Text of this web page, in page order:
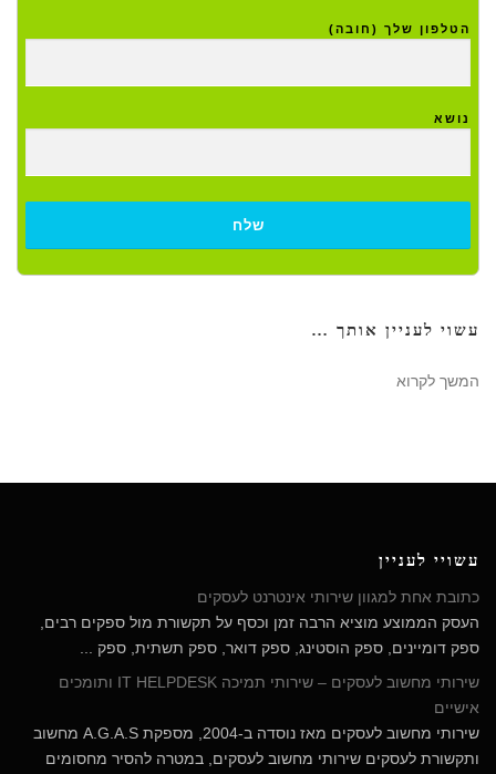
הטלפון שלך (חובה)
נושא
עשוי לעניין אותך …
המשך לקרוא
עשויי לעניין
כתובת אחת למגוון שירותי אינטרנט לעסקים
העסק הממוצע מוציא הרבה זמן וכסף על תקשורת מול ספקים רבים,
ספק דומיינים, ספק הוסטינג, ספק דואר, ספק תשתית, ספק ...
שירותי מחשוב לעסקים – שירותי תמיכה IT HELPDESK ותומכים
אישיים
שירותי מחשוב לעסקים מאז נוסדה ב-2004, מספקת A.G.A.S מחשוב
ותקשורת לעסקים שירותי מחשוב לעסקים, במטרה להסיר מחסומים